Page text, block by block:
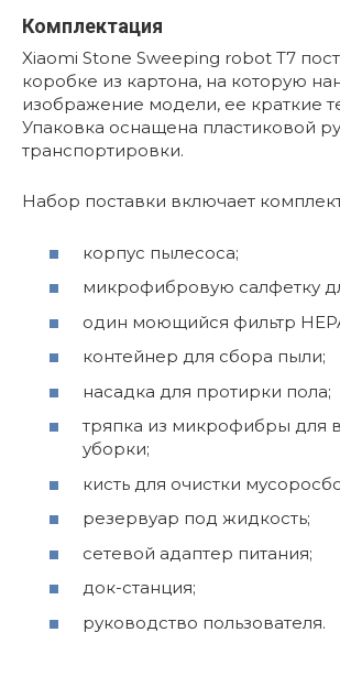
Комплектация
Xiaomi Stone Sweeping robot T7
коробке из картона, на которую
изображение модели, ее краткие
Упаковка оснащена пластиковой
транспортировки.
Набор поставки включает
корпус пылесоса;
микрофибровую салфетку
один моющийся фильтр
контейнер для сбора пыли;
насадка для протирки пола;
тряпка из микрофибры для
уборки;
кисть для очистки
резервуар под жидкость;
сетевой адаптер питания;
док-станция;
руководство пользователя.